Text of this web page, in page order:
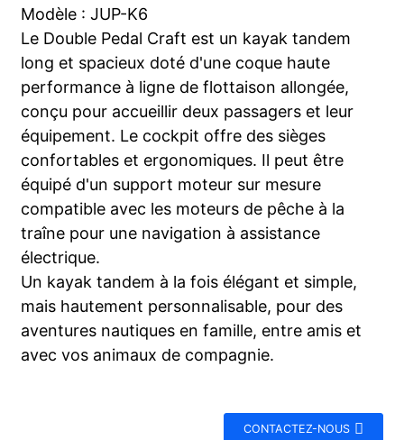
Modèle : JUP-K6
Le Double Pedal Craft est un kayak tandem
long et spacieux doté d'une coque haute
performance à ligne de flottaison allongée,
conçu pour accueillir deux passagers et leur
équipement. Le cockpit offre des sièges
confortables et ergonomiques. Il peut être
équipé d'un support moteur sur mesure
compatible avec les moteurs de pêche à la
traîne pour une navigation à assistance
électrique.
Un kayak tandem à la fois élégant et simple,
mais hautement personnalisable, pour des
aventures nautiques en famille, entre amis et
avec vos animaux de compagnie.
CONTACTEZ-NOUS